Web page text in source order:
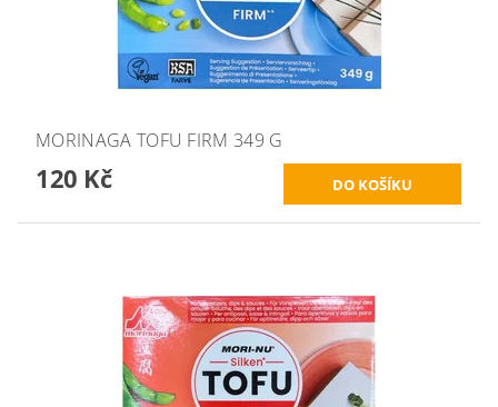
MORINAGA TOFU FIRM 349 G
120 Kč